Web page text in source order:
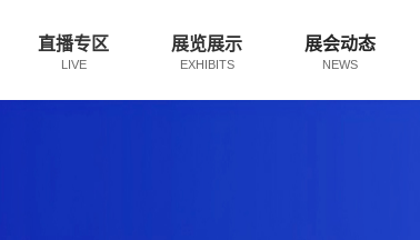
直播专区
LIVE
展览展示
EXHIBITS
展会动态
NEWS